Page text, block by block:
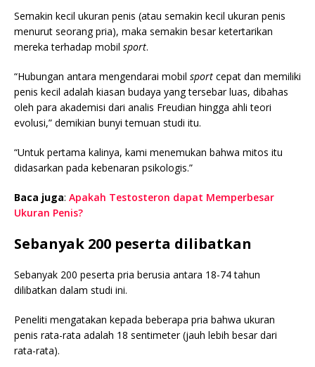
Semakin kecil ukuran penis (atau semakin kecil ukuran penis
menurut seorang pria), maka semakin besar ketertarikan
mereka terhadap mobil sport.
“Hubungan antara mengendarai mobil sport cepat dan memiliki
penis kecil adalah kiasan budaya yang tersebar luas, dibahas
oleh para akademisi dari analis Freudian hingga ahli teori
evolusi,” demikian bunyi temuan studi itu.
“Untuk pertama kalinya, kami menemukan bahwa mitos itu
didasarkan pada kebenaran psikologis.”
Baca juga: Apakah Testosteron dapat Memperbesar
Ukuran Penis?
Sebanyak 200 peserta dilibatkan
Sebanyak 200 peserta pria berusia antara 18-74 tahun
dilibatkan dalam studi ini.
Peneliti mengatakan kepada beberapa pria bahwa ukuran
penis rata-rata adalah 18 sentimeter (jauh lebih besar dari
rata-rata).